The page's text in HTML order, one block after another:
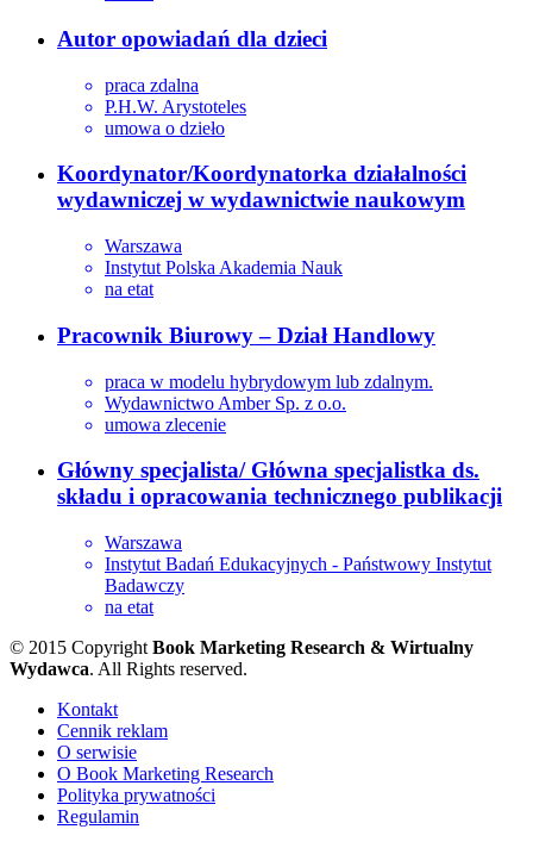
Autor opowiadań dla dzieci
praca zdalna
P.H.W. Arystoteles
umowa o dzieło
Koordynator/Koordynatorka działalności
wydawniczej w wydawnictwie naukowym
Warszawa
Instytut Polska Akademia Nauk
na etat
Pracownik Biurowy – Dział Handlowy
praca w modelu hybrydowym lub zdalnym.
Wydawnictwo Amber Sp. z o.o.
umowa zlecenie
Główny specjalista/ Główna specjalistka ds.
składu i opracowania technicznego publikacji
Warszawa
Instytut Badań Edukacyjnych - Państwowy Instytut
Badawczy
na etat
© 2015 Copyright Book Marketing Research & Wirtualny
Wydawca. All Rights reserved.
Kontakt
Cennik reklam
O serwisie
O Book Marketing Research
Polityka prywatności
Regulamin